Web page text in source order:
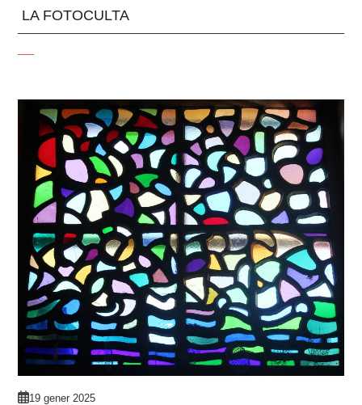
LA FOTOCULTA
19 gener 2025